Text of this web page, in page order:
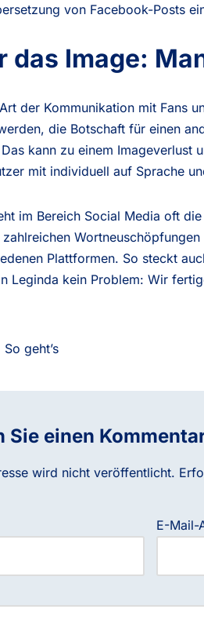
von Facebook-Posts
das Image:
der Kommunikation mit Fans
die Botschaft für einen
kann zu einem Imageverlust
mit individuell auf Sprache
im Bereich Social Media oft
Plattformen. So steckt
Leginda kein Problem: Wir
geht’s
Sie einen
wird nicht veröffentlicht.
E-Mail-